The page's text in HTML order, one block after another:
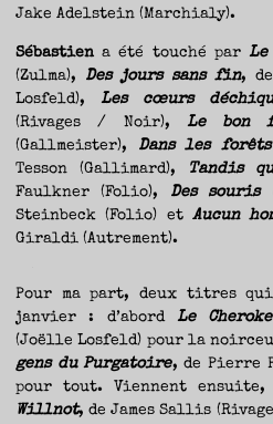
Jake Adelstein (Marchialy).
Sébastien a été touché parLe
(Zulma), Des jours sans fin,
Losfeld),Les cœurs
(Rivages / Noir),Le bon
(Gallmeister), Dans les
Tesson (Gallimard),
Tandis
Faulkner (Folio), Des souris
Steinbeck (Folio) etAucun
Giraldi (Autrement).
Pour ma part, deux titres qui
janvier : d’abordLe
(Joëlle Losfeld) pour la
gens du Purgatoire, de Pierre
pour tout. Viennent
Willnot, de James Sallis